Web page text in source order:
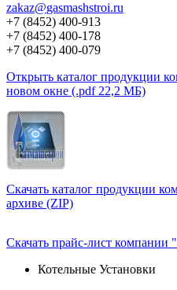
zakaz@gasmashstroi.ru
+7 (8452) 400-913
+7 (8452) 400-178
+7 (8452) 400-079
Открыть каталог продукции
новом окне (.pdf 22,2 МБ)
Скачать каталог продукции
архиве (ZIP)
Скачать прайс-лист компании
Котельные Установки